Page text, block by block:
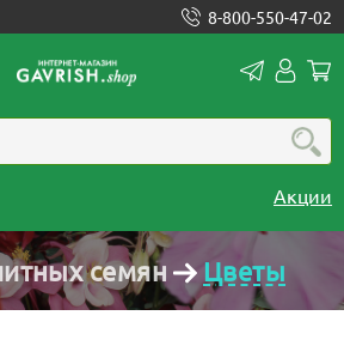
8-800-550-47-02
Акции
семян Цветы